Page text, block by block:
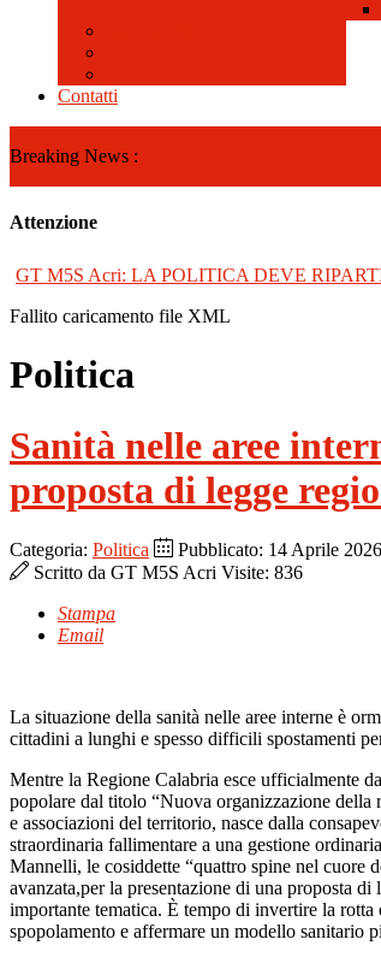
Contatti
Breaking News :
GT M5S Acri: LA POLITICA DEVE
Attenzione
Fallito caricamento file XML
Politica
Sanità nelle aree
proposta di legge
Categoria: Politica
Pubblicato: 14 Aprile 2026
Scritto da GT M5S Acri Visite: 836
Stampa
Email
La situazione della sanità nelle aree interne è
cittadini a lunghi e spesso difficili spostamenti
Mentre la Regione Calabria esce ufficialmente
popolare dal titolo “Nuova organizzazione della
e associazioni del territorio, nasce dalla
straordinaria fallimentare a una gestione
Mannelli, le cosiddette “quattro spine nel cuore
avanzata,per la presentazione di una proposta
importante tematica. È tempo di invertire la rotta
spopolamento e affermare un modello sanitario